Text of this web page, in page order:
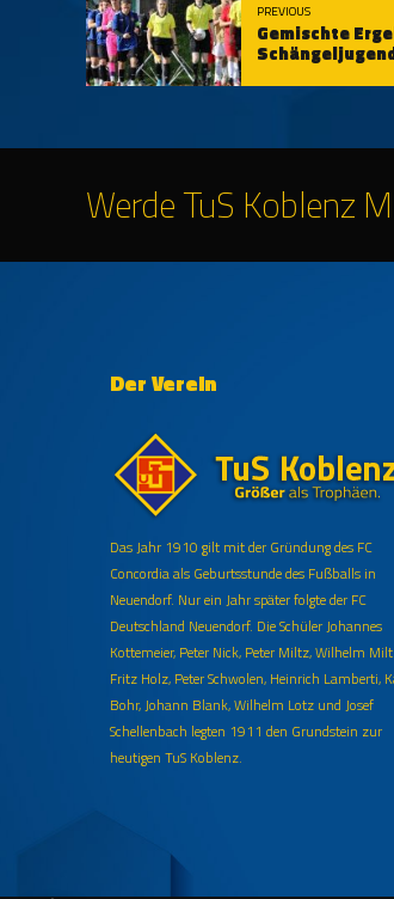
PREVIOUS
Gemischte
Werde TuS Koblenz
Der Verein
Das Jahr 1910 gilt mit der Gründung des FC
Concordia als Geburtsstunde des Fußballs in
Neuendorf. Nur ein Jahr später folgte der FC
Deutschland Neuendorf. Die Schüler Johannes
Kottemeier, Peter Nick, Peter Miltz, Wilhelm
Fritz Holz, Peter Schwolen, Heinrich Lamberti,
Bohr, Johann Blank, Wilhelm Lotz und Josef
Schellenbach legten 1911 den Grundstein zur
heutigen TuS Koblenz.